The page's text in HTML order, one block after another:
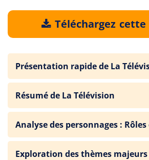
Téléchargez cette
Présentation rapide de La
Résumé de La Télévision
Analyse des personnages :
Exploration des thèmes